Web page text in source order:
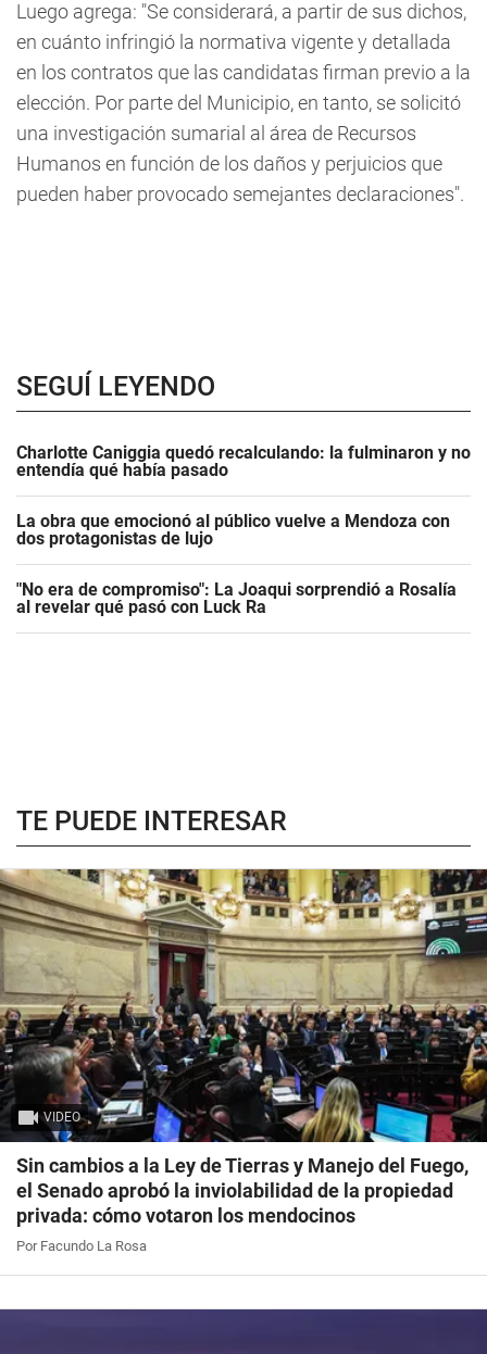
Luego agrega: "Se considerará, a partir de sus dichos,
en cuánto infringió la normativa vigente y detallada
en los contratos que las candidatas firman previo a la
elección. Por parte del Municipio, en tanto, se solicitó
una investigación sumarial al área de Recursos
Humanos en función de los daños y perjuicios que
pueden haber provocado semejantes declaraciones".
SEGUÍ LEYENDO
Charlotte Caniggia quedó recalculando: la fulminaron y no
entendía qué había pasado
La obra que emocionó al público vuelve a Mendoza con
dos protagonistas de lujo
"No era de compromiso": La Joaqui sorprendió a Rosalía
al revelar qué pasó con Luck Ra
TE PUEDE INTERESAR
VIDEO
Sin cambios a la Ley de Tierras y Manejo del Fuego,
el Senado aprobó la inviolabilidad de la propiedad
privada: cómo votaron los mendocinos
Por Facundo La Rosa